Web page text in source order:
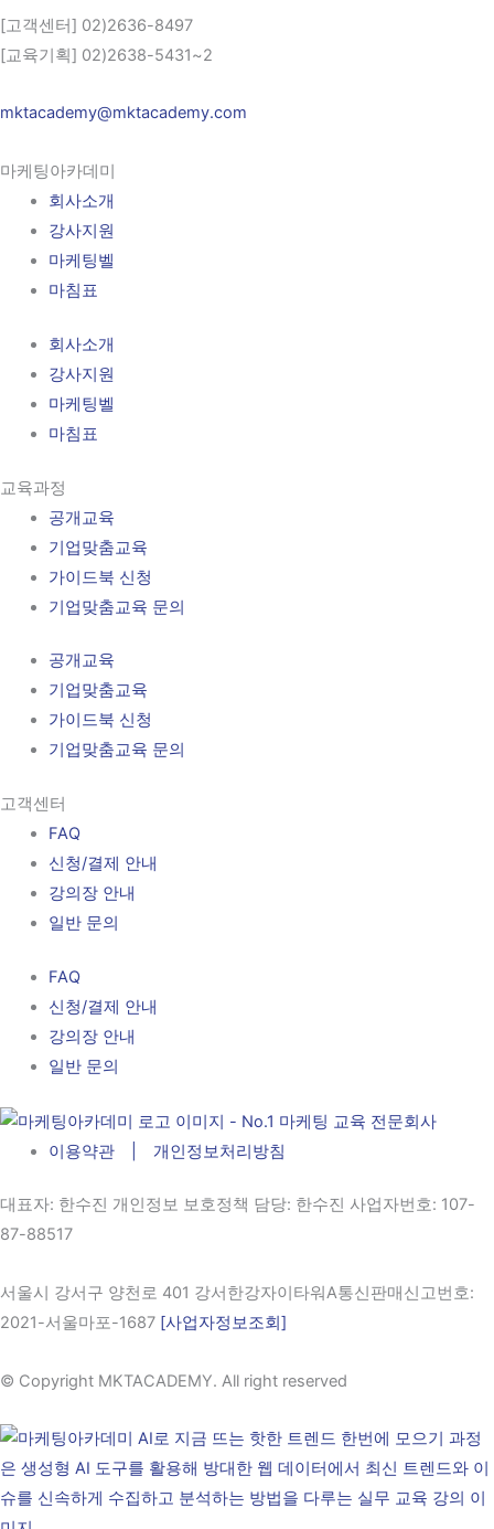
[고객센터] 02)2636-8497
[교육기획] 02)2638-5431~2
mktacademy@mktacademy.com
마케팅아카데미
회사소개
강사지원
마케팅벨
마침표
회사소개
강사지원
마케팅벨
마침표
교육과정
공개교육
기업맞춤교육
가이드북 신청
기업맞춤교육 문의
공개교육
기업맞춤교육
가이드북 신청
기업맞춤교육 문의
고객센터
FAQ
신청/결제 안내
강의장 안내
일반 문의
FAQ
신청/결제 안내
강의장 안내
일반 문의
이용약관 | 개인정보처리방침
대표자: 한수진 개인정보 보호정책 담당: 한수진 사업자번호: 107-
87-88517
서울시 강서구 양천로 401 강서한강자이타워A통신판매신고번호:
2021-서울마포-1687 [사업자정보조회]
© Copyright MKTACADEMY. All right reserved​